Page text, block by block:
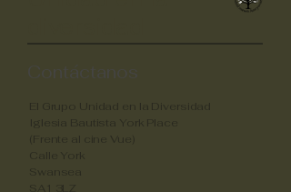
Contáctanos
El Grupo Unidad en la Diversidad
Iglesia Bautista York Place
(Frente al cine Vue)
Calle York
Swansea